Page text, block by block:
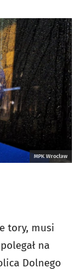
MPK Wrocław
tory, musi
na
Dolnego